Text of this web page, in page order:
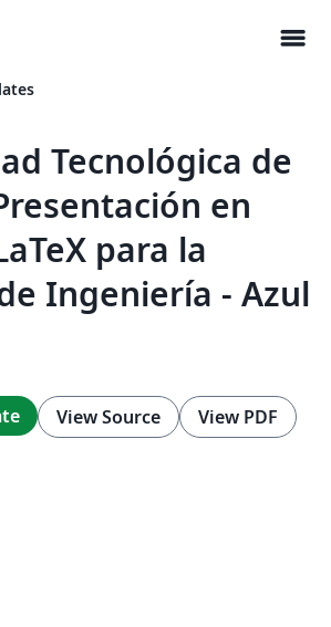
menu
Tecnológica de
en
para la
Ingeniería - Azul
View Source View PDF